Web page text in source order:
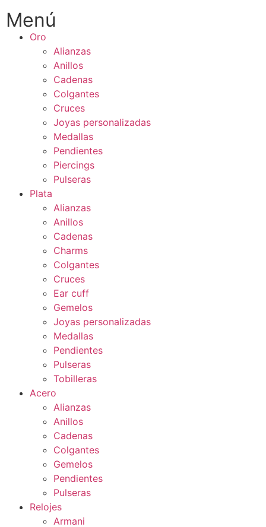
Menú
Oro
Alianzas
Anillos
Cadenas
Colgantes
Cruces
Joyas personalizadas
Medallas
Pendientes
Piercings
Pulseras
Plata
Alianzas
Anillos
Cadenas
Charms
Colgantes
Cruces
Ear cuff
Gemelos
Joyas personalizadas
Medallas
Pendientes
Pulseras
Tobilleras
Acero
Alianzas
Anillos
Cadenas
Colgantes
Gemelos
Pendientes
Pulseras
Relojes
Armani